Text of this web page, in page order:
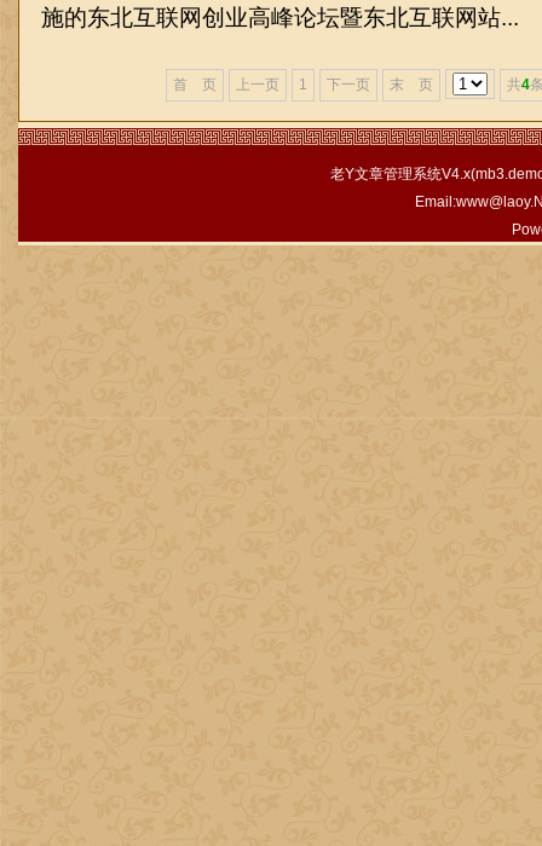
施的东北互联网创业高峰论坛暨东北互联网站...
首 页 上一页 1 下一页 末 页 共4
老Y文章管理系统V4.x(